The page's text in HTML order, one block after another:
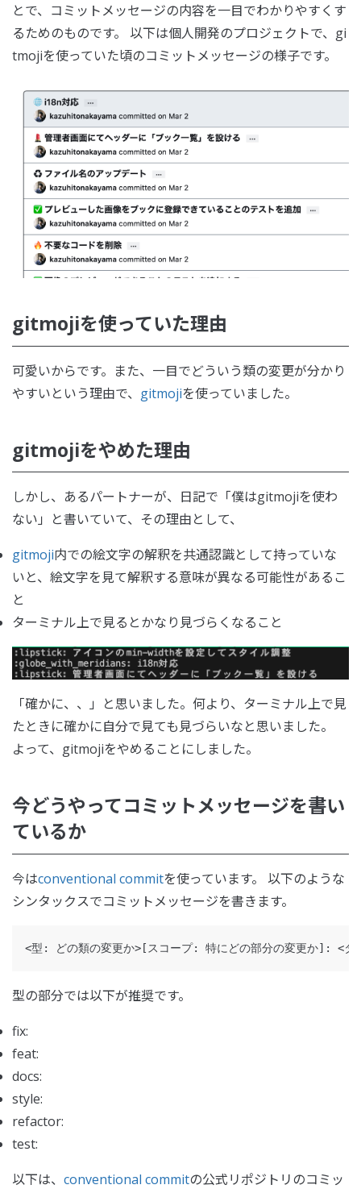
とで、コミットメッセージの内容を一目でわかりやすくす
るためのものです。 以下は個人開発のプロジェクトで、gi
tmojiを使っていた頃のコミットメッセージの様子です。
gitmojiを使っていた理由
可愛いからです。また、一目でどういう類の変更が分かり
やすいという理由で、 gitmojiを使っていました。
gitmojiをやめた理由
しかし、あるパートナーが、日記で「僕はgitmojiを使わ
ない」と書いていて、その理由として、
gitmoji内での絵文字の解釈を共通認識として持っていな
いと、絵文字を見て解釈する意味が異なる可能性があるこ
と
ターミナル上で見るとかなり見づらくなること
「確かに、、」と思いました。何より、ターミナル上で見
たときに確かに自分で見ても見づらいなと思いました。
よって、gitmojiをやめることにしました。
今どうやってコミットメッセージを書い
ているか
今はconventional commitを使っています。 以下のような
シンタックスでコミットメッセージを書きます。
型の部分では以下が推奨です。
fix:
feat:
docs:
style:
refactor:
test:
以下は、 conventional commitの公式リポジトリのコミッ